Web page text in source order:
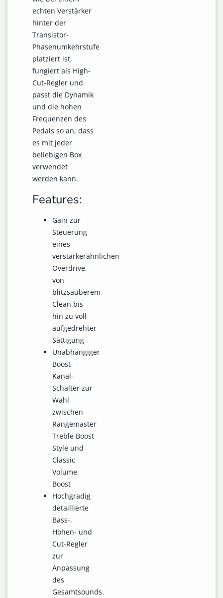
echten Verstärker
hinter der
Transistor-
Phasenumkehrstufe
platziert ist,
fungiert als High-
Cut-Regler und
passt die Dynamik
und die hohen
Frequenzen des
Pedals so an, dass
es mit jeder
beliebigen Box
verwendet
werden kann.
Features:
Gain zur
Steuerung
eines
verstärkerähnlichen
Overdrive,
von
blitzsauberem
Clean bis
hin zu voll
aufgedrehter
Sättigung
Unabhängiger
Boost-
Kanal-
Schalter zur
Wahl
zwischen
Rangemaster
Treble Boost
Style und
Classic
Volume
Boost
Hochgradig
detaillierte
Bass-,
Höhen- und
Cut-Regler
zur
Anpassung
des
Gesamtsounds.